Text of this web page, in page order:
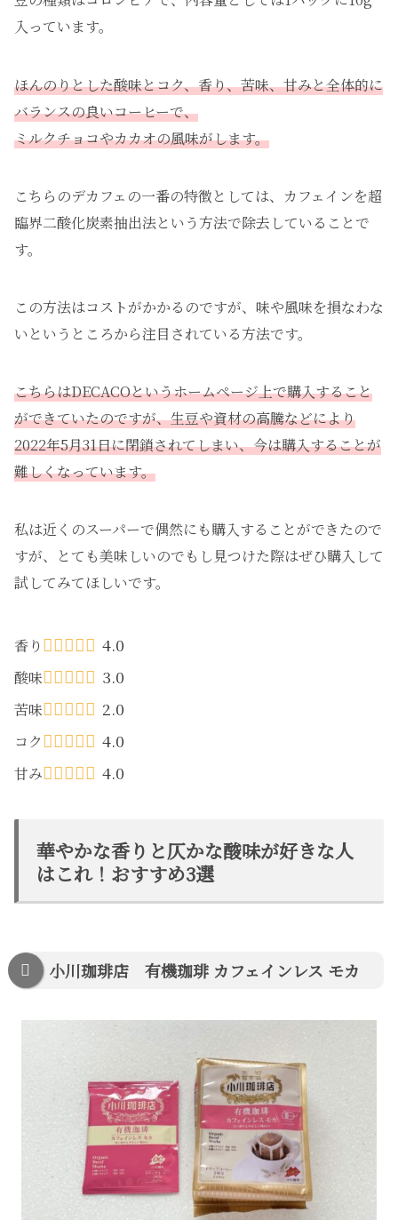
入っています。
ほんのりとした酸味とコク、香り、苦味、甘みと全体的に
バランスの良いコーヒーで、
ミルクチョコやカカオの風味がします。
こちらのデカフェの一番の特徴としては、カフェインを超
臨界二酸化炭素抽出法という方法で除去していることで
す。
この方法はコストがかかるのですが、味や風味を損なわな
いというところから注目されている方法です。
こちらはDECACOというホームページ上で購入すること
ができていたのですが、生豆や資材の高騰などにより
2022年5月31日に閉鎖されてしまい、今は購入することが
難しくなっています。
私は近くのスーパーで偶然にも購入することができたので
すが、とても美味しいのでもし見つけた際はぜひ購入して
試してみてほしいです。
香り 4.0
酸味 3.0
苦味 2.0
コク 4.0
甘み 4.0
華やかな香りと仄かな酸味が好きな人
はこれ！おすすめ3選
小川珈琲店 有機珈琲 カフェインレス モカ